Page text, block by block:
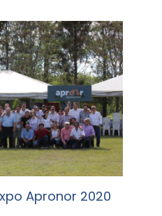
Apronor 2020